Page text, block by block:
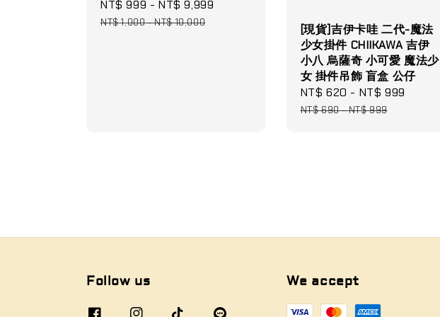
Sale
price
NT$ 999 -NT$ 9,999
NT$ 1,000-NT$ 10,000
[現貨]吉伊卡哇 二代-魔法
少女掛件 CHIIKAWA 吉伊
小八 烏薩奇 小可愛 魔法少
女 掛件吊飾 盲盒 公仔
Sale
price
NT$ 620 - NT$ 999
NT$ 690-NT$ 999
Follow us We accept